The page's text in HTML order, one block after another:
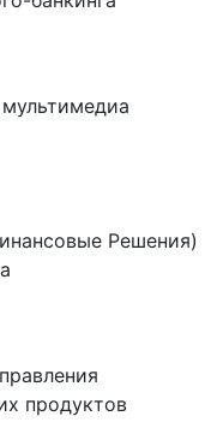
Решения)
продуктов